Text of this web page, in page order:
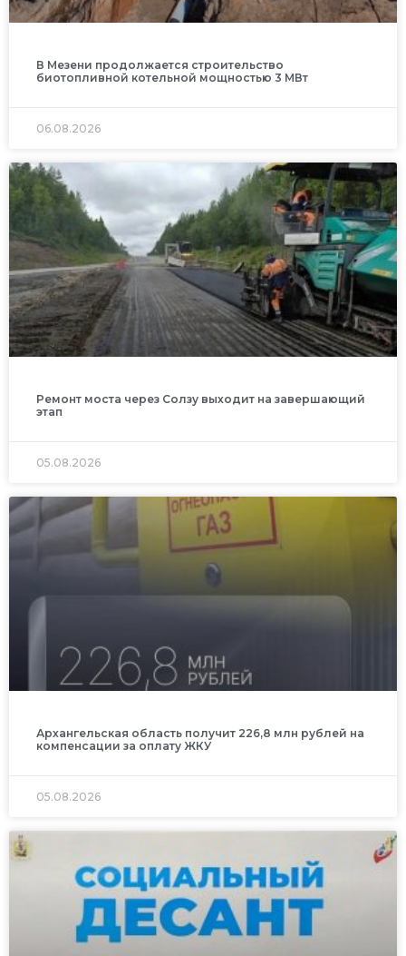
В Мезени продолжается строительство
биотопливной котельной мощностью 3 МВт
06.08.2026
Ремонт моста через Солзу выходит на завершающий
этап
05.08.2026
Архангельская область получит 226,8 млн рублей на
компенсации за оплату ЖКУ
05.08.2026